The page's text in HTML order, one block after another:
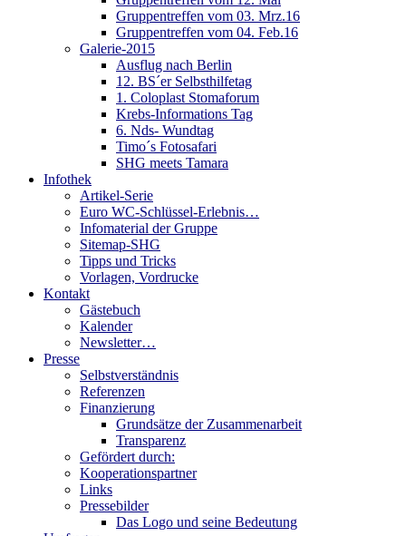
Gruppentreffen vom 03. Mrz.16
Gruppentreffen vom 04. Feb.16
Galerie-2015
Ausflug nach Berlin
12. BS´er Selbsthilfetag
1. Coloplast Stomaforum
Krebs-Informations Tag
6. Nds- Wundtag
Timo´s Fotosafari
SHG meets Tamara
Infothek
Artikel-Serie
Euro WC-Schlüssel-Erlebnis…
Infomaterial der Gruppe
Sitemap-SHG
Tipps und Tricks
Vorlagen, Vordrucke
Kontakt
Gästebuch
Kalender
Newsletter…
Presse
Selbstverständnis
Referenzen
Finanzierung
Grundsätze der Zusammenarbeit
Transparenz
Gefördert durch:
Kooperationspartner
Links
Pressebilder
Das Logo und seine Bedeutung